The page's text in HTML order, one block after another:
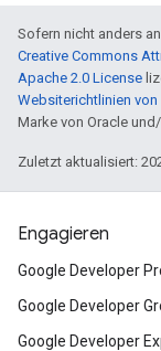
Sofern nicht anders
Creative Commons
Apache 2.0 License
Websiterichtlinien
Marke von Oracle
Zuletzt aktualisiert:
Engagieren
Google Developer
Google Developer
Google Developer